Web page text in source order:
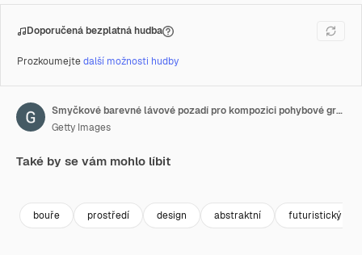
Doporučená bezplatná hudba
Prozkoumejtedalší možnosti hudby
Smyčkové barevné lávové pozadí pro kompozici pohybové grafiky
Getty Images
Také by se vám mohlo líbit
bouře prostředí design abstraktní futuristický